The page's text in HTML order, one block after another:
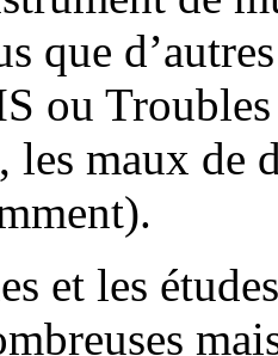
que
ou
les maux de
et les